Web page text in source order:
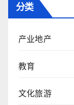
分类
产业地产
教育
文化旅游